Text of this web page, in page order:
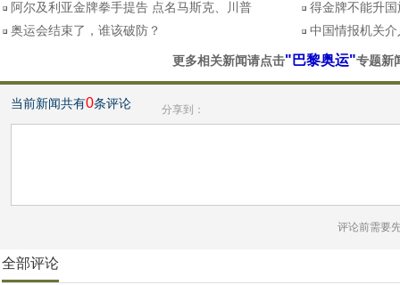
阿尔及利亚金牌拳手提告 点名马斯克、川普
得金牌不能升
奥运会结束了，谁该破防？
中国情报机关
更多相关新闻请点击"巴黎奥运"专题新
当前新闻共有0条评论 分享到：
评论前需要
全部评论